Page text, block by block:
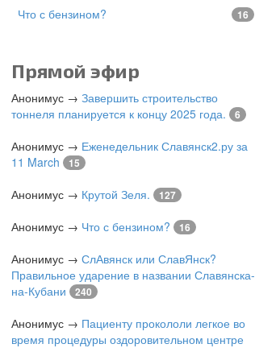
Что с бензином? 16
Прямой эфир
Анонимус → Завершить строительство
тоннеля планируется к концу 2025 года.
6
Анонимус → Еженедельник Славянск2.ру за
11 March
15
Анонимус → Крутой Зеля. 127
Анонимус → Что с бензином? 16
Анонимус → СлАвянск или СлавЯнск?
Правильное ударение в названии Славянска-
на-Кубани
240
Анонимус → Пациенту прокололи легкое во
время процедуры оздоровительном центре